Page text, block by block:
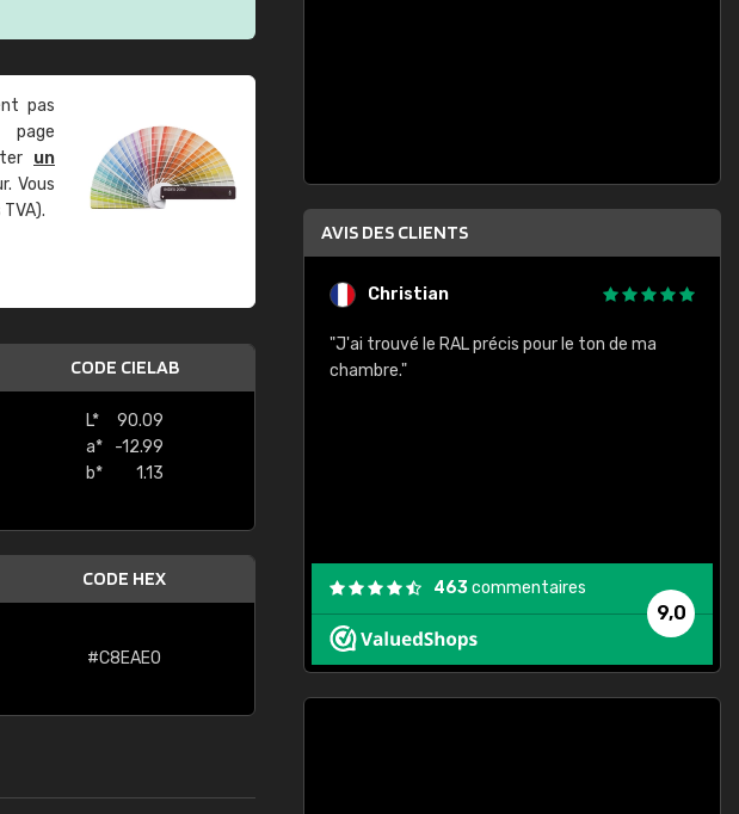
pas
page
un
Vous
CODE CIELAB
L*
90.09
a*
-12.99
b*
1.13
CODE HEX
#C8EAE0
AVIS DES CLIENTS
permet pas de voir clairement quels
disponibles. Il y a plusieurs
couleurs: Classic, Design, etc. On ne
pas qui est quoi. La livraison s'est
et le produit reçu me convient."
Christian
"J'ai trouvé le RAL précis pour le ton de ma
chambre."
9,0
463commentaires